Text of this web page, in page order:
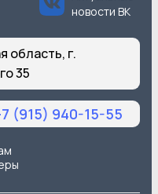
новости ВК
область, г.
35
(915) 940-15-55